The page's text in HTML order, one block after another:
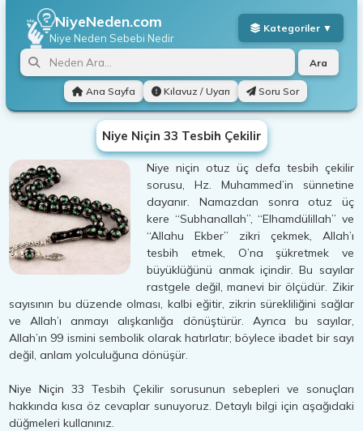
NiyeNeden.com
Niye Neden Sebebi Nedir
Ana Sayfa Kılavuz / Uyarı Soru Sor
Ara
Niye Niçin 33 Tesbih Çekilir
Niye niçin otuz üç defa tesbih çekilir
sorusu, Hz. Muhammed’in sünnetine
dayanır. Namazdan sonra otuz üç
kere “Subhanallah”, “Elhamdülillah” ve
“Allahu Ekber” zikri çekmek, Allah’ı
tesbih etmek, O’na şükretmek ve
büyüklüğünü anmak içindir. Bu sayılar
rastgele değil, manevi bir ölçüdür. Zikir
sayısının bu düzende olması, kalbi eğitir, zikrin sürekliliğini sağlar
ve Allah’ı anmayı alışkanlığa dönüştürür. Ayrıca bu sayılar,
Allah’ın 99 ismini sembolik olarak hatırlatır; böylece ibadet bir sayı
değil, anlam yolculuğuna dönüşür.
Niye Niçin 33 Tesbih Çekilir sorusunun sebepleri ve sonuçları
hakkında kısa öz cevaplar sunuyoruz. Detaylı bilgi için aşağıdaki
düğmeleri kullanınız.